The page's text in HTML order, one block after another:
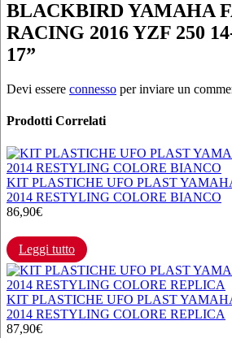
BLACKBIRD YAMAHA
RACING 2016 YZF 250
17”
Devi essere connesso per inviare un
Prodotti Correlati
KIT PLASTICHE UFO PLAST
2014 RESTYLING COLORE BIANCO
86,90€
Leggi tutto
KIT PLASTICHE UFO PLAST
2014 RESTYLING COLORE REPLICA
87,90€